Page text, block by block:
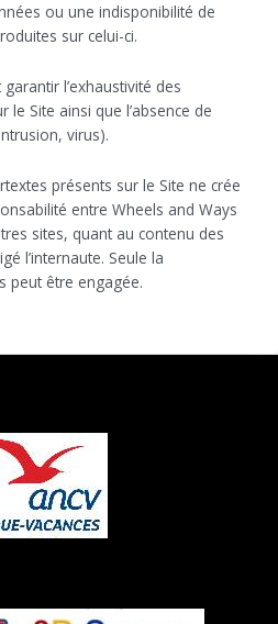
ou une indisponibilité de
sur celui-ci.
l’exhaustivité des
Site ainsi que l’absence de
virus).
présents sur le Site ne crée
entre Wheels and Ways
sites, quant au contenu des
l’internaute. Seule la
peut être engagée.